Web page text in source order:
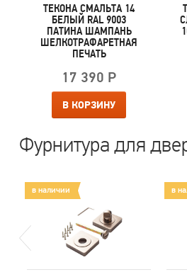
ТЕКОНА СМАЛЬТА 14
БЕЛЫЙ RAL 9003
ПАТИНА ШАМПАНЬ
ШЕЛКОТРАФАРЕТНАЯ
ПЕЧАТЬ
17 390 Р
В КОРЗИНУ
Фурнитура для
в наличии в